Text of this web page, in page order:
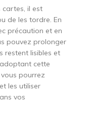
cartes, il est
de les tordre. En
précaution et en
pouvez prolonger
restent lisibles et
cette
pourrez
les utiliser
vos